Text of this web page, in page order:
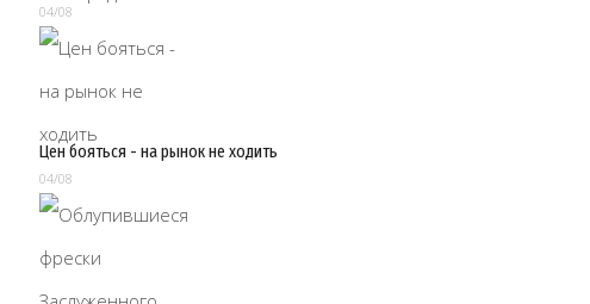
04/08
Цен бояться - на рынок не ходить
04/08